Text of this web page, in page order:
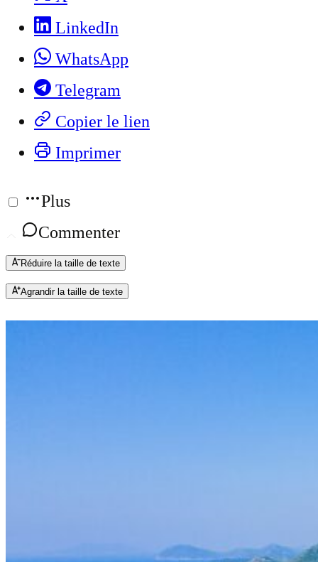
LinkedIn
WhatsApp
Telegram
Copier le lien
Imprimer
Plus
Commenter
Réduire la taille de texte
Agrandir la taille de texte